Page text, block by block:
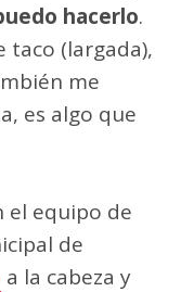
hacerlo.
taco (largada),
me
es algo que
el equipo de
de
a la cabeza y